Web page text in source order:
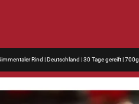
Rind | Deutschland | 30 Tage gereift | 700g